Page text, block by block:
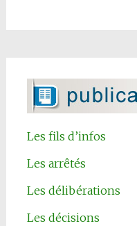
Les fils d’infos
Les arrêtés
Les délibérations
Les décisions